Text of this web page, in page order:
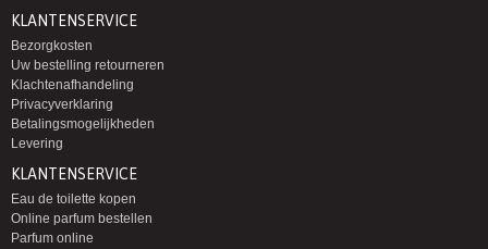
KLANTENSERVICE
Bezorgkosten
Uw bestelling retourneren
Klachtenafhandeling
Privacyverklaring
Betalingsmogelijkheden
Levering
KLANTENSERVICE
Eau de toilette kopen
Online parfum bestellen
Parfum online